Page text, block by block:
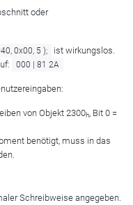
oder
0x00, 5 );
ist wirkungslos.
000 | 81 2A
von Objekt 2300h, Bit 0 =
benötigt, muss in das
Schreibweise angegeben.